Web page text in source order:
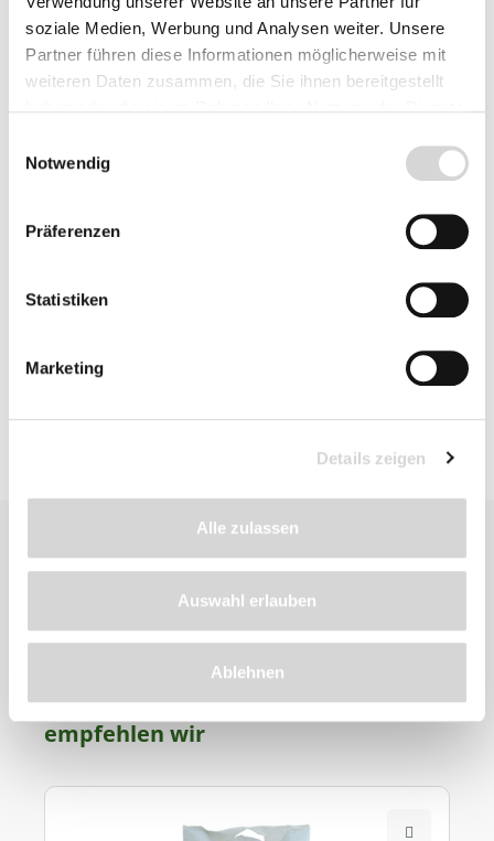
soziale Medien, Werbung und Analysen weiter. Unsere
Partner führen diese Informationen möglicherweise mit
weiteren Daten zusammen, die Sie ihnen bereitgestellt
Notwendig
Präferenzen
Statistiken
Marketing
Details zeigen
Alle zulassen
Auswahl erlauben
Ablehnen
Produkt Anzahl: Gib den gewünschten
Fragen zum Artikel
Produkt
empfehlen wir